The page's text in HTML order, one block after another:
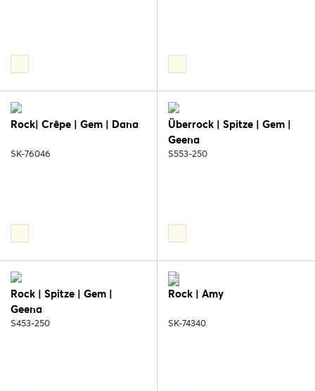
Rock| Crêpe | Gem | Dana
SK-76046
Überrock | Spitze | Gem |
Geena
S553-250
Rock | Spitze | Gem |
Geena
S453-250
Rock | Amy
SK-74340